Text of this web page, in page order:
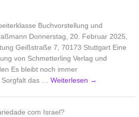
Buchvorstellung und
Donnerstag, 20. Februar 2025,
Geißstraße 7, 70173 Stuttgart Eine
von Schmetterling Verlag und
Es bleibt noch immer
Sorgfalt das …Weiterlesen →
com Israel?